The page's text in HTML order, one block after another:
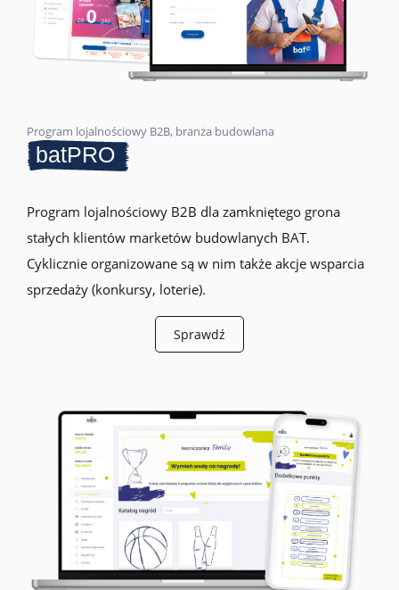
Program lojalnościowy B2B, branża budowlana
batPRO
Program lojalnościowy B2B dla zamkniętego grona
stałych klientów marketów budowlanych BAT.
Cyklicznie organizowane są w nim także akcje wsparcia
sprzedaży (konkursy, loterie).
Sprawdź